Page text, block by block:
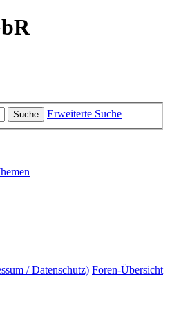
Suche Erweiterte Suche
/ Datenschutz) Foren-Übersicht